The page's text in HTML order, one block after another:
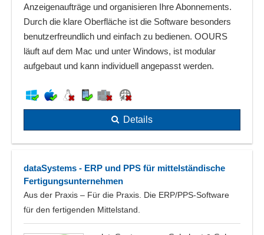
Anzeigenaufträge und organisieren Ihre Abonnements.
Durch die klare Oberfläche ist die Software besonders
benutzerfreundlich und einfach zu bedienen. OOURS
läuft auf dem Mac und unter Windows, ist modular
aufgebaut und kann individuell angepasst werden.
Details
dataSystems - ERP und PPS für mittelständische
Fertigungsunternehmen
Aus der Praxis – Für die Praxis. Die ERP/PPS-Software
für den fertigenden Mittelstand.